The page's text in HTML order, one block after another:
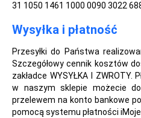
31 1050 1461 1000 0090 3022
Wysyłka i płatność
Przesyłki do Państwa
Szczegółowy cennik kosztów
zakładce WYSYŁKA I
w naszym sklepie możecie
przelewem na konto bankowe
pomocą systemu płatności